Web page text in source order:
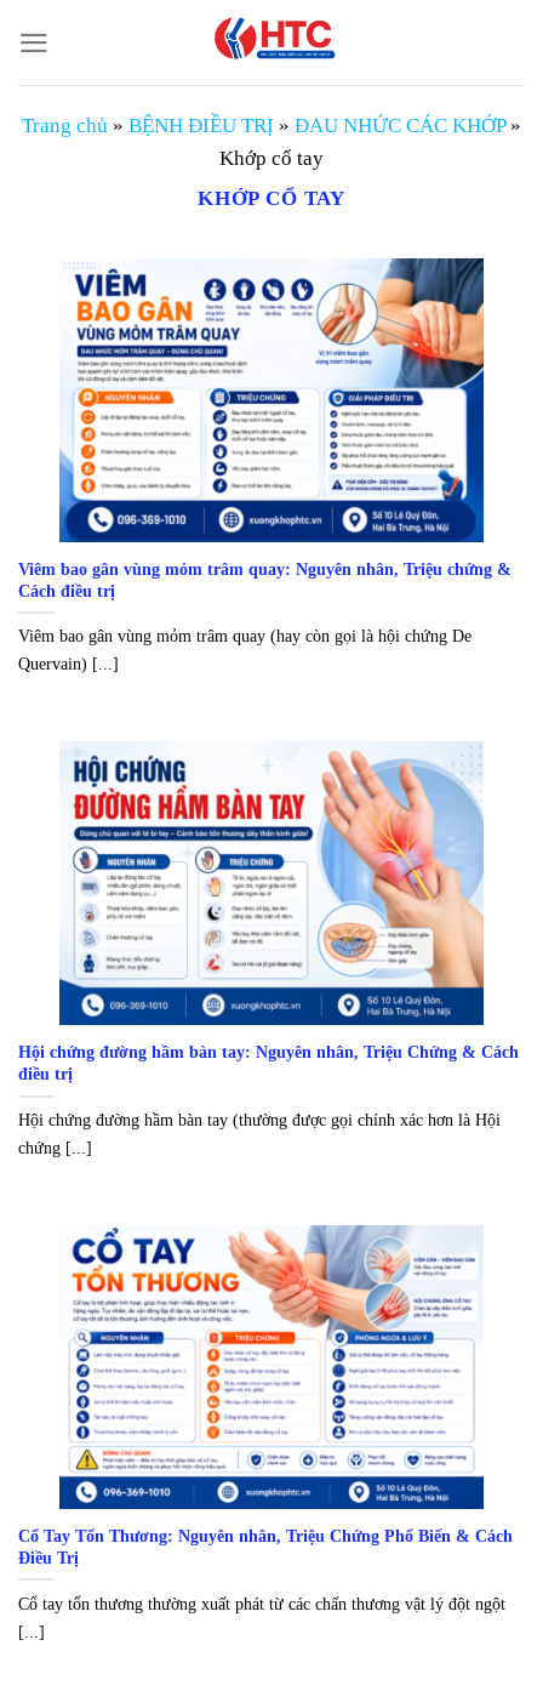
đến
nội
dungTrang chủ » BỆNH ĐIỀU TRỊ » ĐAU NHỨC CÁC KHỚP»
Khớp cổ tay
KHỚP CỔ TAY
Viêm bao gân vùng mỏm trâm quay: Nguyên nhân, Triệu chứng &
Cách điều trị
Viêm bao gân vùng mỏm trâm quay (hay còn gọi là hội chứng De
Quervain) [...]
Hội chứng đường hầm bàn tay: Nguyên nhân, Triệu Chứng & Cách
điều trị
Hội chứng đường hầm bàn tay (thường được gọi chính xác hơn là Hội
chứng [...]
Cổ Tay Tổn Thương: Nguyên nhân, Triệu Chứng Phổ Biến & Cách
Điều Trị
Cổ tay tổn thương thường xuất phát từ các chấn thương vật lý đột ngột
[...]